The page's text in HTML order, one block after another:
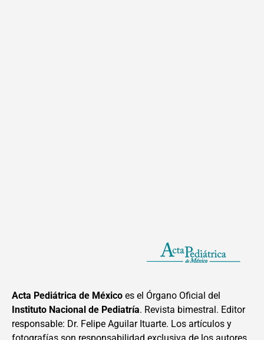
Acta Pediátrica de México es el Órgano Oficial del
Instituto Nacional de Pediatría. Revista bimestral. Editor
responsable: Dr. Felipe Aguilar Ituarte. Los artículos y
fotografías son responsabilidad exclusiva de los autores.